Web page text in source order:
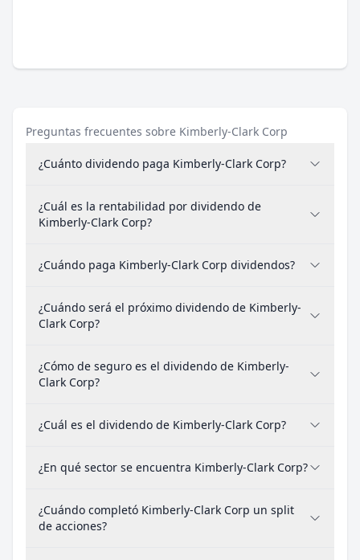
Preguntas frecuentes sobre Kimberly-Clark Corp
¿Cuánto dividendo paga Kimberly-Clark Corp?
¿Cuál es la rentabilidad por dividendo de
Kimberly-Clark Corp?
¿Cuándo paga Kimberly-Clark Corp dividendos?
¿Cuándo será el próximo dividendo de Kimberly-
Clark Corp?
¿Cómo de seguro es el dividendo de Kimberly-
Clark Corp?
¿Cuál es el dividendo de Kimberly-Clark Corp?
¿En qué sector se encuentra Kimberly-Clark Corp?
¿Cuándo completó Kimberly-Clark Corp un split
de acciones?